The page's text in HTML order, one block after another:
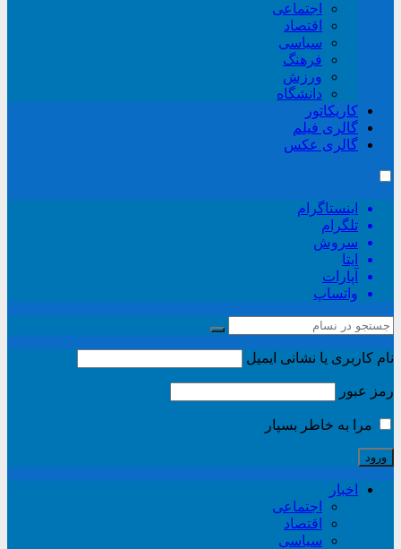
اجتماعی
اقتصاد
سیاسی
فرهنگ
ورزش
دانشگاه
کاریکاتور
گالری فیلم
گالری عکس
اینستاگرام
تلگرام
سروش
ایتا
آپارات
واتساپ
نام کاربری یا نشانی ایمیل
رمز عبور
مرا به خاطر بسپار
اخبار
اجتماعی
اقتصاد
سیاسی